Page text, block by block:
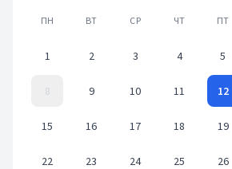
ПН ВТ СР ЧТ ПТ
1 2 3 4 5
8 9 10 11 12
15 16 17 18 19
22 23 24 25 26